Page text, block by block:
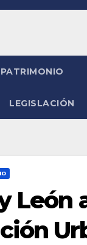
PATRIMONIO
LEGISLACIÓN
León